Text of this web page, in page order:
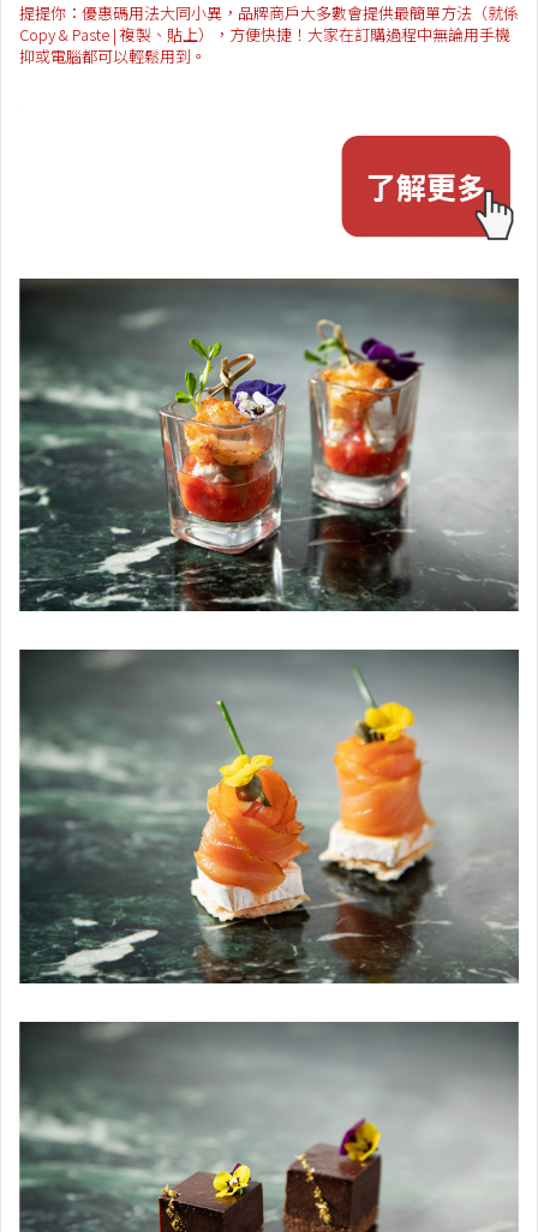
提提你：優惠碼用法大同小異，品牌商戶大多數會提供最簡單方法（就係
Copy & Paste | 複製、貼上），方便快捷！大家在訂購過程中無論用手機
抑或電腦都可以輕鬆用到。